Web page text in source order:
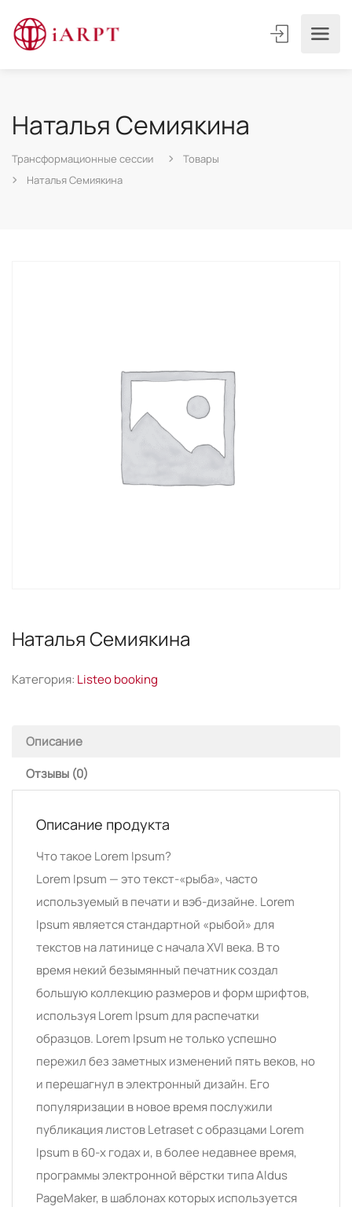
Наталья Семиякина
Трансформационные сессии
Товары
Наталья Семиякина
Наталья Семиякина
Категория: Listeo booking
Описание
Отзывы (0)
Описание продукта
Что такое Lorem Ipsum?
Lorem Ipsum — это текст-«рыба», часто
используемый в печати и вэб-дизайне. Lorem
Ipsum является стандартной «рыбой» для
текстов на латинице с начала XVI века. В то
время некий безымянный печатник создал
большую коллекцию размеров и форм шрифтов,
используя Lorem Ipsum для распечатки
образцов. Lorem Ipsum не только успешно
пережил без заметных изменений пять веков, но
и перешагнул в электронный дизайн. Его
популяризации в новое время послужили
публикация листов Letraset с образцами Lorem
Ipsum в 60-х годах и, в более недавнее время,
программы электронной вёрстки типа Aldus
PageMaker, в шаблонах которых используется